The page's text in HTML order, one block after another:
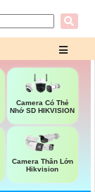
Camera Có Thẻ
Nhớ SD HIKVISION
Camera Thân Lớn
Hikvision